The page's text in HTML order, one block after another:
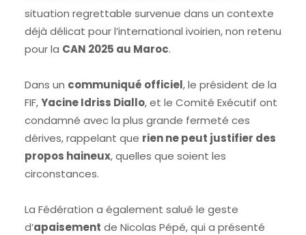
situation regrettable survenue dans un contexte
déjà délicat pour l’international ivoirien, non retenu
pour la CAN 2025 au Maroc.
Dans un communiqué officiel, le président de la
FIF,Yacine Idriss Diallo, et le Comité Exécutif ont
condamné avec la plus grande fermeté ces
dérives, rappelant que rien ne peut justifier des
propos haineux, quelles que soient les
circonstances.
La Fédération a également salué le geste
d’apaisement de Nicolas Pépé, qui a présenté